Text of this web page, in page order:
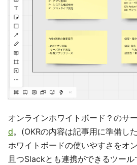
オンラインホワイトボード？のサー
d。(OKRの内容は記事用に準備し
ホワイトボードの使いやすさをオ
且つSlackとも連携ができるツー